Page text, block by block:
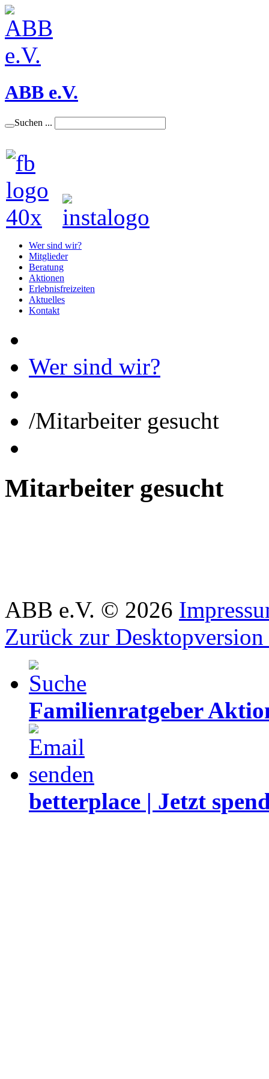
ABB e.V.
Suchen ...
Wer sind wir?
Mitglieder
Beratung
Aktionen
Erlebnisfreizeiten
Aktuelles
Kontakt
Wer sind wir?
/Mitarbeiter gesucht
Mitarbeiter gesucht
ABB e.V. © 2026
Zurück zur Desktopversion
Familienratgeber
betterplace | Jetzt